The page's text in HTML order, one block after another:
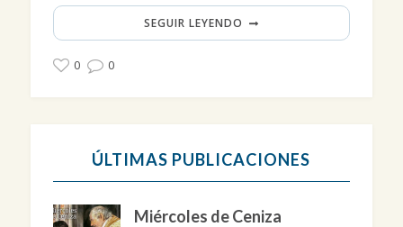
SEGUIR LEYENDO
0 0
ÚLTIMAS PUBLICACIONES
Miércoles de Ceniza